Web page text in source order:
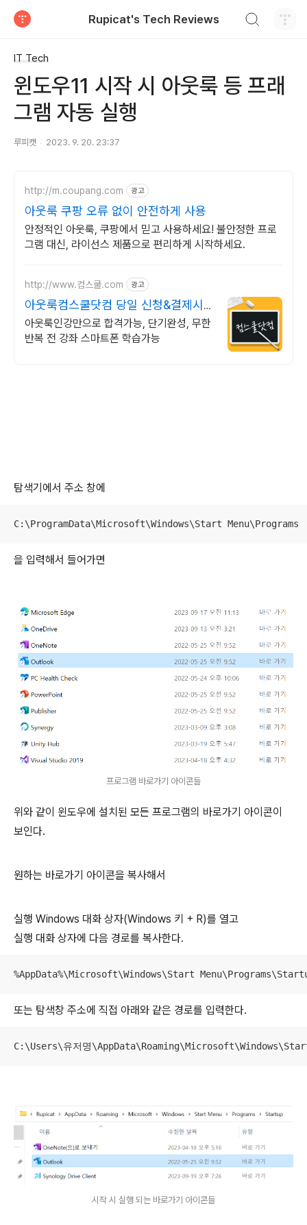
Rupicat's Tech Reviews
IT Tech
윈도우11 시작 시 아웃룩 등 프래
그램 자동 실행
루피캣 2023. 9. 20. 23:37
http://m.coupang.com 광고
아웃룩 쿠팡 오류 없이 안전하게 사용
안정적인 아웃룩, 쿠팡에서 믿고 사용하세요! 불안정한 프로
그램 대신, 라이선스 제품으로 편리하게 시작하세요.
http://www.컴스쿨.com 광고
아웃룩컴스쿨닷컴 당일 신청&결제시
기프티콘!
아웃룩인강만으로 합격가능, 단기완성, 무한
반복 전 강좌 스마트폰 학습가능
탐색기에서 주소 창에
C:\ProgramData\Microsoft\Windows\Start Menu\Programs
을 입력해서 들어가면
프로그램 바로가기 아이콘들
위와 같이 윈도우에 설치된 모든 프로그램의 바로가기 아이콘이
보인다.
원하는 바로가기 아이콘을 복사해서
실행 Windows 대화 상자(Windows 키 + R)를 열고
실행 대화 상자에 다음 경로를 복사한다.
%AppData%\Microsoft\Windows\Start
또는 탐색창 주소에 직접 아래와 같은 경로를 입력한다.
C:\Users\유저명
시작 시 실행 되는 바로가기 아이콘들